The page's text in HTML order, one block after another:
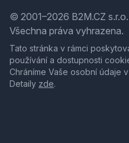
© 2001–2026 B2M.CZ
Všechna práva vyhrazena.
Tato stránka v rámci
používání a dostupnosti
Chráníme Vaše osobní údaje
Detaily zde.